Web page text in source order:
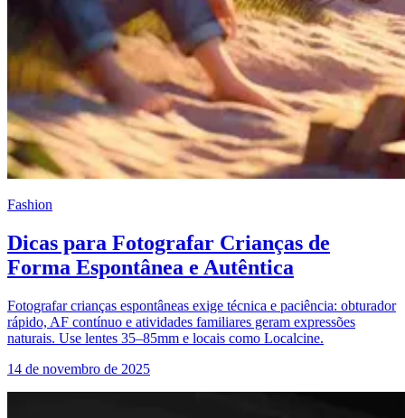
Fashion
Dicas para Fotografar Crianças de
Forma Espontânea e Autêntica
Fotografar crianças espontâneas exige técnica e paciência: obturador
rápido, AF contínuo e atividades familiares geram expressões
naturais. Use lentes 35–85mm e locais como Localcine.
14 de novembro de 2025